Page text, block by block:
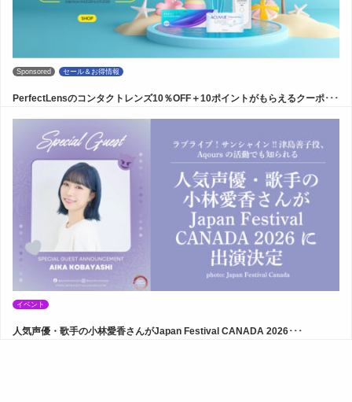
Sponsored セール＆お得情報
PerfectLensのコンタクトレンズ10％OFF＋10ポイントがもらえるクーポ･･･
イベント
人気声優・歌手の小林愛香さんがJapan Festival CANADA 2026･･･